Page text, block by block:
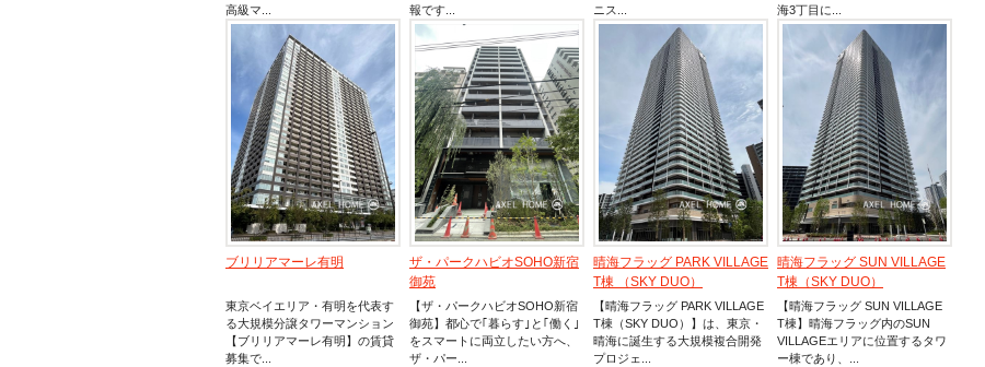
高級マ...
報です...
ニス...
海3丁目に...
ブリリアマーレ有明
東京ベイエリア・有明を代表す
る大規模分譲タワーマンション
【ブリリアマーレ有明】の賃貸
募集で...
ザ・パークハビオSOHO新宿
御苑
【ザ・パークハビオSOHO新宿
御苑】都心で｢暮らす｣と｢働く｣
をスマートに両立したい方へ、
ザ・パー...
晴海フラッグ PARK VILLAGE
T棟 （SKY DUO）
【晴海フラッグ PARK VILLAGE
T棟（SKY DUO）】は、東京・
晴海に誕生する大規模複合開発
プロジェ...
晴海フラッグ SUN VILLAGE
T棟（SKY DUO）
【晴海フラッグ SUN VILLAGE
T棟】晴海フラッグ内のSUN
VILLAGEエリアに位置するタワ
ー棟であり、...